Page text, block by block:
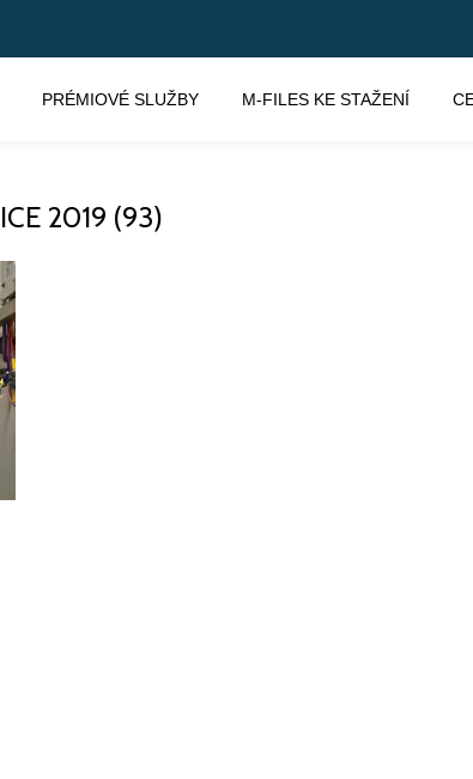
PRÉMIOVÉ SLUŽBY M-FILES KE STAŽENÍ
2019 (93)